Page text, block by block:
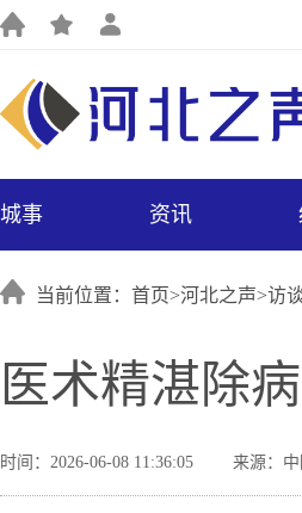
城事 资讯
当前位置：首页>河北之声>访
医术精湛除
时间：2026-06-08 11:36:05 来源：